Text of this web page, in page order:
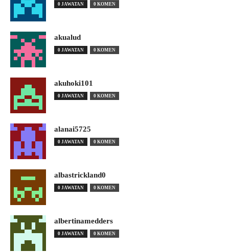
0 JAWATAN 0 KOMEN
akualud
0 JAWATAN 0 KOMEN
akuhoki101
0 JAWATAN 0 KOMEN
alanai5725
0 JAWATAN 0 KOMEN
albastrickland0
0 JAWATAN 0 KOMEN
albertinamedders
0 JAWATAN 0 KOMEN